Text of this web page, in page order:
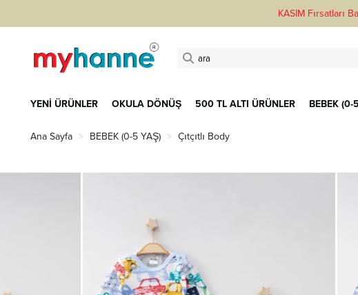
KASIM Fırsatları
YENİ ÜRÜNLER
OKULA DÖNÜŞ 500 TL ALTI ÜRÜNLER BEBEK (0-
Ana Sayfa BEBEK (0-5 YAŞ) Çıtçıtlı Body